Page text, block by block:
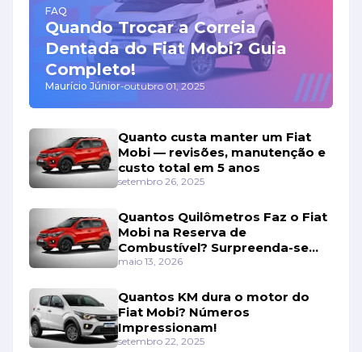
FAQ
Quando Trocar a Correia
Dentada do Fiat Mobi? Guia
Completo!
Maurício Júnior-outubro 01, 2025
Quanto custa manter um Fiat
Mobi — revisões, manutenção e
custo total em 5 anos
setembro 26, 2025
Quantos Quilômetros Faz o Fiat
Mobi na Reserva de
Combustível? Surpreenda-se
Com os Números!
maio 13, 2026
Quantos KM dura o motor do
Fiat Mobi? Números
Impressionam!
setembro 22, 2025